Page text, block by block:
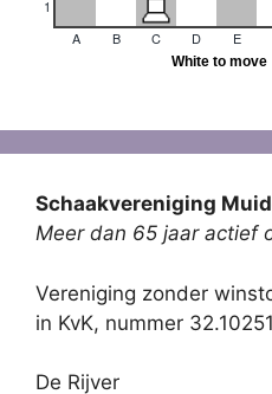
Schaakvereniging
Meer dan 65 jaar actief
Vereniging zonder
in KvK, nummer
De Rijver